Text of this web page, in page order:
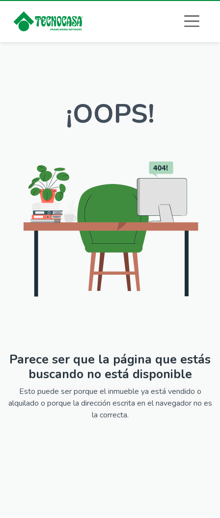
¡OOPS!
Parece ser que la página que estás
buscando no está disponible
Esto puede ser porque el inmueble ya está vendido o
alquilado o porque la dirección escrita en el navegador no es
la correcta.